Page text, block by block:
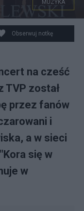
MUZYKA
Obserwuj notkę
na cześć
TVP został
przez fanów
i
a w sieci
się w
w